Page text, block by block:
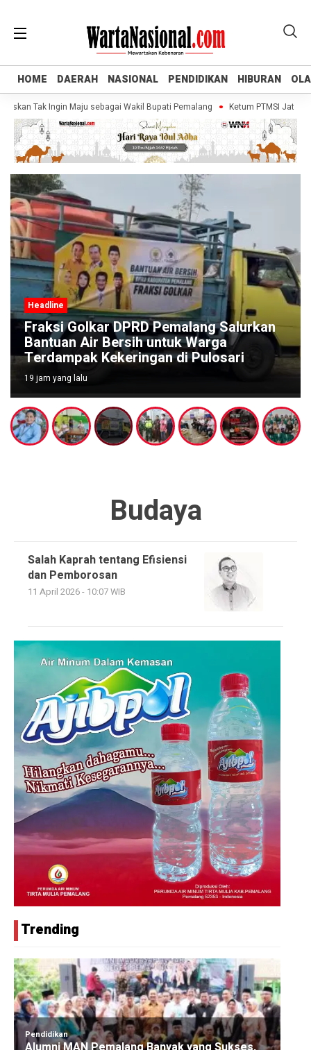
HOME DAERAH NASIONAL PENDIDIKAN HIBURAN
HOME DAERAH NASIONAL PENDIDIKAN HIBURAN
Tak Ingin Maju sebagai Wakil Bupati Pemalang Ketum PTMSI Jateng
Headline
Fraksi Golkar DPRD Pemalang Salurkan
Bantuan Air Bersih untuk Warga
Terdampak Kekeringan di Pulosari
19 jam yang lalu
Budaya
Salah Kaprah tentang Efisiensi
dan Pemborosan
11 April 2026 - 10:07 WIB
Trending